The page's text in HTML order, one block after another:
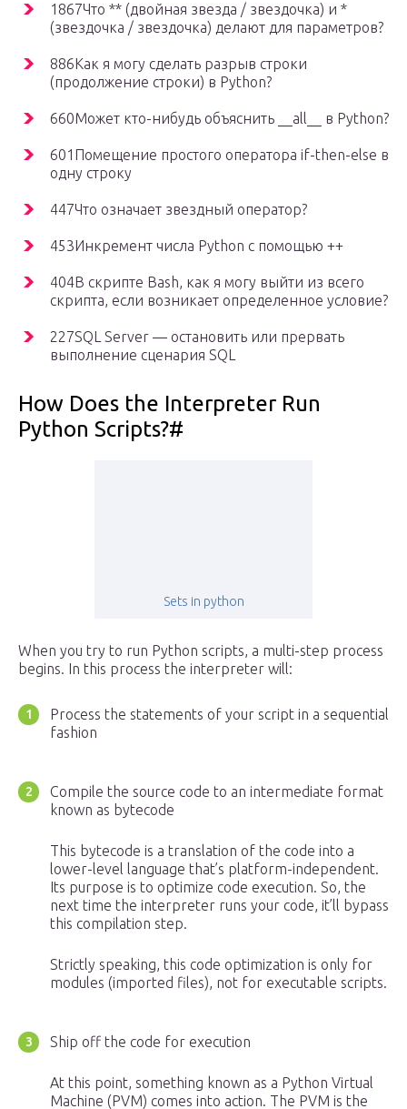
1867Что ** (двойная звезда / звездочка) и *
(звездочка / звездочка) делают для параметров?
886Как я могу сделать разрыв строки
(продолжение строки) в Python?
660Может кто-нибудь объяснить __all__ в Python?
601Помещение простого оператора if-then-else в
одну строку
447Что означает звездный оператор?
453Инкремент числа Python с помощью ++
404В скрипте Bash, как я могу выйти из всего
скрипта, если возникает определенное условие?
227SQL Server — остановить или прервать
выполнение сценария SQL
How Does the Interpreter Run
Python Scripts?#
Sets in python
When you try to run Python scripts, a multi-step process
begins. In this process the interpreter will:
Process the statements of your script in a sequential
fashion
Compile the source code to an intermediate format
known as bytecode
This bytecode is a translation of the code into a
lower-level language that’s platform-independent.
Its purpose is to optimize code execution. So, the
next time the interpreter runs your code, it’ll bypass
this compilation step.
Strictly speaking, this code optimization is only for
modules (imported files), not for executable scripts.
Ship off the code for execution
At this point, something known as a Python Virtual
Machine (PVM) comes into action. The PVM is the